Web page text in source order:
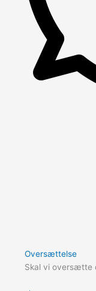
Oversættelse
Skal vi oversætte